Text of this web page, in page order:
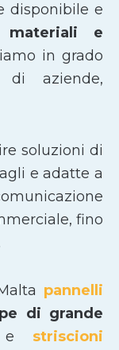
disponibile e
materiali e
in grado
di aziende,
soluzioni di
e adatte a
fino
pannelli
di grande
e striscioni